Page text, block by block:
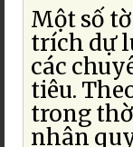
Một số
trích dự
các
tiêu.
trong
nhân